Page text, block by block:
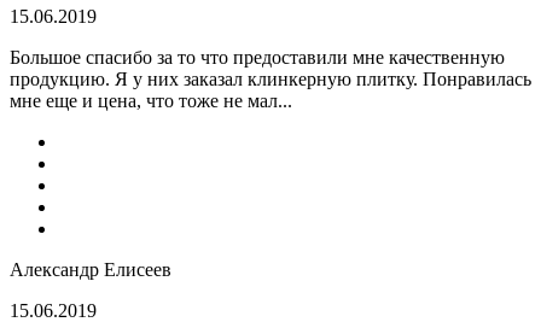
15.06.2019
Большое спасибо за то что предоставили мне качественную
продукцию. Я у них заказал клинкерную плитку. Понравилась
мне еще и цена, что тоже не мал...
Александр Елисеев
15.06.2019